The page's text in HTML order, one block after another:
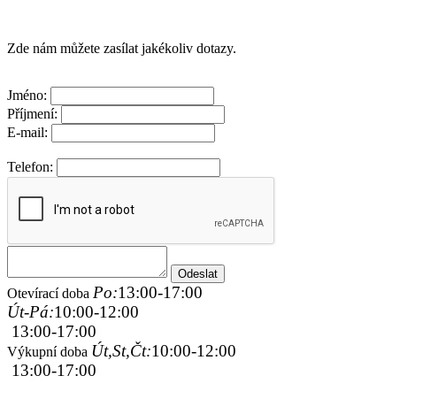
Zde nám můžete zasílat jakékoliv dotazy.
Jméno:
Příjmení:
E-mail:
Telefon:
Otevírací doba Po:13:00-17:00
Út-Pá:10:00-12:00
13:00-17:00
Výkupní doba Út,St,Čt:10:00-12:00
13:00-17:00